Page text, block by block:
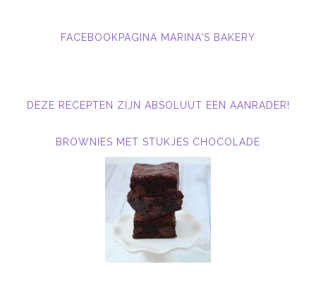
FACEBOOKPAGINA MARINA'S BAKERY
DEZE RECEPTEN ZIJN ABSOLUUT EEN AANRADER!
BROWNIES MET STUKJES CHOCOLADE